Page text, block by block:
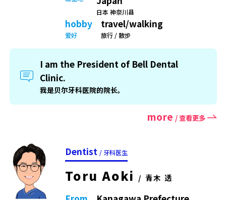
日本 神奈川县
hobby
爱好
travel/walking
旅行 / 散步
I am the President of Bell Dental
Clinic.
我是贝尔牙科医院的院长。
more / 查看更多
Dentist/ 牙科医生
Toru Aoki / 青木 透